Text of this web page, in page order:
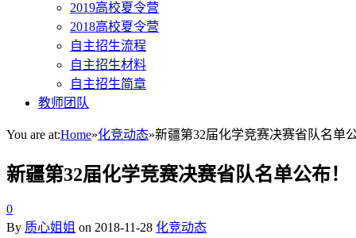
2019高校夏令营
2018高校夏令营
自主招生流程
自主招生材料
自主招生简章
教师团队
You are at:Home»化竞动态»新疆第32届化学竞赛决赛省队名单
新疆第32届化学竞赛决赛省队名单公布！
0
By 质心姐姐 on 2018-11-28 化竞动态